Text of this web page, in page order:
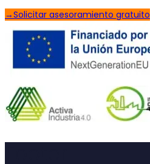
→Solicitar asesoramiento gratuito